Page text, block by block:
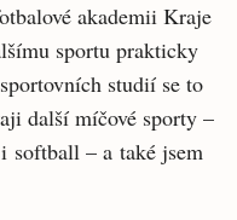
akademii Kraje
sportu prakticky
studií se to
další míčové sporty –
softball – a také jsem